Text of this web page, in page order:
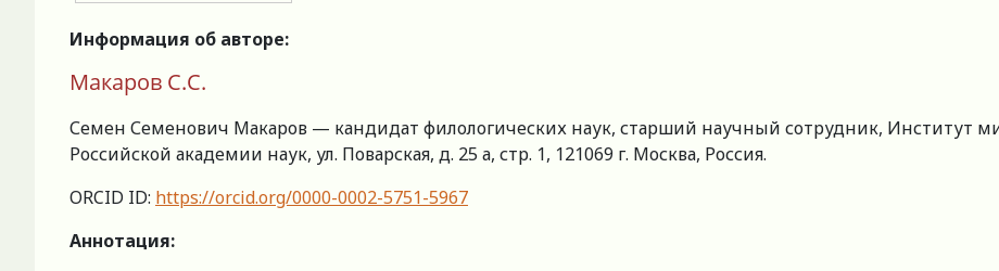
Информация об авторе:
Макаров С.С.
Семен Семенович Макаров — кандидат филологических наук, старший научный сотрудник, Институт
Российской академии наук, ул. Поварская, д. 25 а, стр. 1, 121069 г. Москва, Россия.
ORCID ID: https://orcid.org/0000-0002-5751-5967
Аннотация: